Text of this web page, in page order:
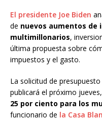
El presidente Joe Biden
de nuevos aumentos de
multimillonarios,
última propuesta sobre
impuestos y el gasto.
La solicitud de
publicará el próximo
25 por ciento para los
funcionario de la Casa